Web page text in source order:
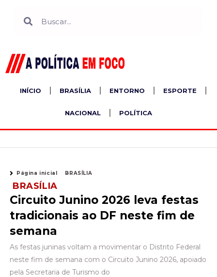
INÍCIO BRASÍLIA ENTORNO ESPORTE
NACIONAL POLÍTICA
Página inicial BRASÍLIA
BRASÍLIA
Circuito Junino 2026 leva festas
tradicionais ao DF neste fim de
semana
As festas juninas voltam a movimentar o Distrito Federal
neste fim de semana com o Circuito Junino 2026, apoiado
pela Secretaria de Turismo do